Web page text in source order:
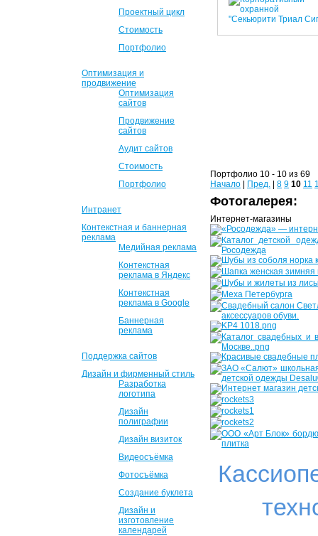
Проектный цикл
Стоимость
Портфолио
Оптимизация и
продвижение
Оптимизация
сайтов
Продвижение
сайтов
Аудит сайтов
Стоимость
Портфолио
Интранет
Контекстная и баннерная
реклама
Медийная реклама
Контекстная
реклама в Яндекс
Контекстная
реклама в Google
Баннерная
реклама
Поддержка сайтов
Дизайн и фирменный стиль
Разработка
логотипа
Дизайн
полиграфии
Дизайн визиток
Видеосъёмка
Фотосъёмка
Создание буклета
Дизайн и
изготовление
календарей
Портфолио 10 - 10 из 69
Начало
Пред. 8 9 10 11
Фотогалерея:
Интернет-магазины